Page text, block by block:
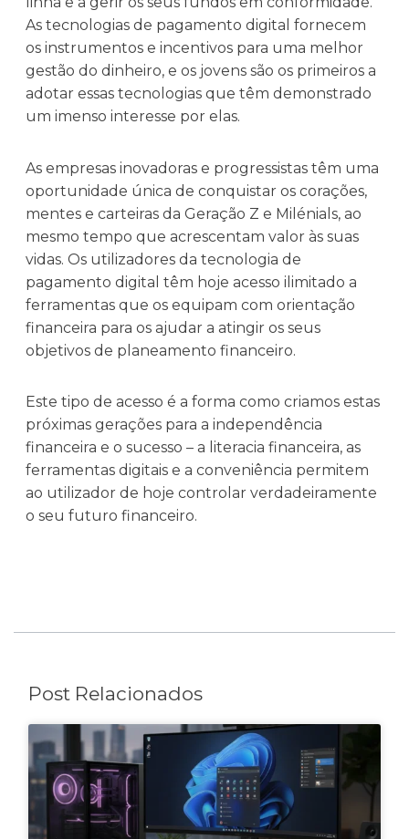
As tecnologias de pagamento digital fornecem
os instrumentos e incentivos para uma melhor
gestão do dinheiro, e os jovens são os primeiros a
adotar essas tecnologias que têm demonstrado
um imenso interesse por elas.
As empresas inovadoras e progressistas têm uma
oportunidade única de conquistar os corações,
mentes e carteiras da Geração Z e Milénials, ao
mesmo tempo que acrescentam valor às suas
vidas. Os utilizadores da tecnologia de
pagamento digital têm hoje acesso ilimitado a
ferramentas que os equipam com orientação
financeira para os ajudar a atingir os seus
objetivos de planeamento financeiro.
Este tipo de acesso é a forma como criamos estas
próximas gerações para a independência
financeira e o sucesso – a literacia financeira, as
ferramentas digitais e a conveniência permitem
ao utilizador de hoje controlar verdadeiramente
o seu futuro financeiro.
Post Relacionados